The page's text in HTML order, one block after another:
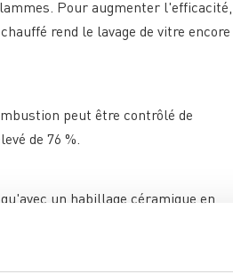
Pour augmenter l'efficacité,
rend le lavage de vitre encore
peut être contrôlé de
de 76 %.
un habillage céramique en
la chaleur et la restitue